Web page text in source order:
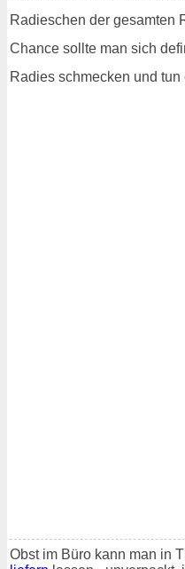
Radieschen der gesamten
Chance sollte man sich
Radies schmecken und
Obst im Büro kann man in